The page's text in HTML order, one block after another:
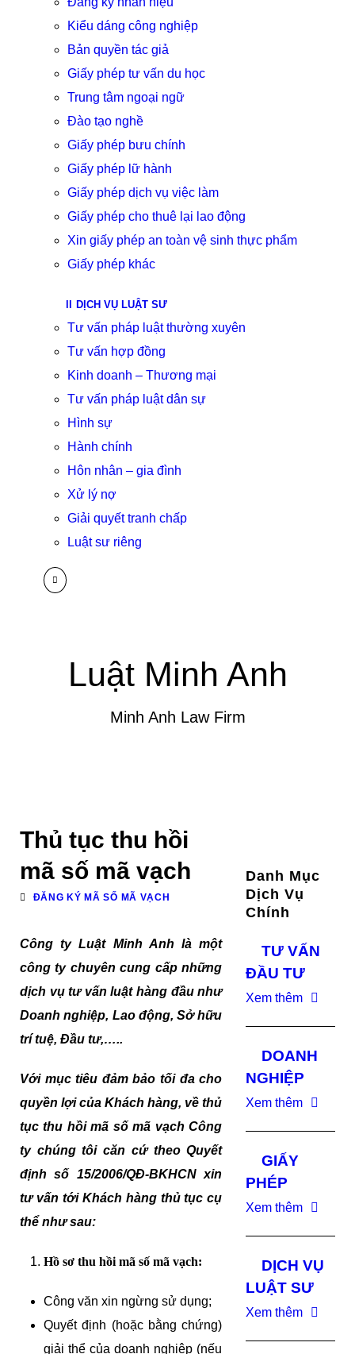
Kiểu dáng công nghiệp
Bản quyền tác giả
Giấy phép tư vấn du học
Trung tâm ngoại ngữ
Đào tạo nghề
Giấy phép bưu chính
Giấy phép lữ hành
Giấy phép dịch vụ việc làm
Giấy phép cho thuê lại lao động
Xin giấy phép an toàn vệ sinh thực phẩm
Giấy phép khác
DỊCH VỤ LUẬT SƯ
Tư vấn pháp luật thường xuyên
Tư vấn hợp đồng
Kinh doanh – Thương mại
Tư vấn pháp luật dân sự
Hình sự
Hành chính
Hôn nhân – gia đình
Xử lý nợ
Giải quyết tranh chấp
Luật sư riêng
Luật Minh Anh
Minh Anh Law Firm
Thủ tục thu hồi
mã số mã vạch
ĐĂNG KÝ MÃ SỐ MÃ VẠCH
Công ty Luật Minh Anh là một
công ty chuyên cung cấp những
dịch vụ tư vấn luật hàng đầu như
Doanh nghiệp, Lao động, Sở hữu
trí tuệ, Đầu tư,…..
Với mục tiêu đảm bảo tối đa cho
quyền lợi của Khách hàng, về thủ
tục thu hồi mã số mã vạch Công
ty chúng tôi căn cứ theo Quyết
định số 15/2006/QĐ-BKHCN xin
tư vấn tới Khách hàng thủ tục cụ
thể như sau:
Hồ sơ thu hồi mã số mã vạch:
Công văn xin ngừng sử dụng;
Quyết định (hoặc bằng chứng)
giải thể của doanh nghiệp (nếu
Danh Mục
Dịch Vụ
Chính
TƯ VẤN
ĐẦU TƯ
Xem thêm
DOANH
NGHIỆP
Xem thêm
GIẤY
PHÉP
Xem thêm
DỊCH VỤ
LUẬT SƯ
Xem thêm